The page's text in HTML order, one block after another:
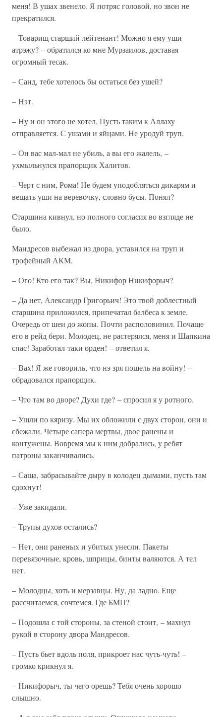
меня! В ушах звенело. Я потряс головой, но звон не
прекратился.
– Товарищ старший лейтенант! Можно я ему уши
атрэжу? – обратился ко мне Мурзаилов, доставая
огромный тесак.
– Саид, тебе хотелось бы остаться без ушей?
– Нэт.
– Ну и он этого не хотел. Пусть таким к Аллаху
отправляется. С ушами и яйцами. Не уродуй труп.
– Он вас мал-мал не убиль, а вы его жалель, –
ухмыльнулся прапорщик Халитов.
– Черт с ним, Рома! Не будем уподобляться дикарям и
вешать уши на веревочку, словно бусы. Понял?
Старшина кивнул, но полного согласия во взгляде не
было.
Мандресов выбежал из двора, уставился на труп и
трофейный АКМ.
– Ого! Кто его так? Вы, Никифор Никифорыч?
– Да нет, Александр Григорьич! Это твой доблестный
старшина приложился, припечатал балбеса к земле.
Очередь от шеи до жопы. Почти располовинил. Почаще
его в рейд бери. Молодец, не растерялся, меня и Шапкина
спас! Заработал-таки орден! – ответил я.
– Вах! Я же говориль, что нэ зря пошель на войну! –
обрадовался прапорщик.
– Что там во дворе? Духи где? – спросил я у ротного.
– Ушли по кяризу. Мы их обложили с двух сторон, они и
сбежали. Четыре сапера мертвы, двое ранены и
контужены. Вовремя мы к ним добрались, у ребят
патроны заканчивались.
– Саша, забрасывайте дыру в колодец дымами, пусть там
сдохнут!
– Уже закидали.
– Трупы духов остались?
– Нет, они раненых и убитых унесли. Пакеты
перевязочные, кровь, шприцы, бинты валяются. А тел
нет.
– Молодцы, хоть и мерзавцы. Ну, да ладно. Еще
рассчитаемся, сочтемся. Где БМП?
– Подошла с той стороны, за стеной стоит, – махнул
рукой в сторону двора Мандресов.
– Пусть бьет вдоль поля, прикроет нас чуть-чуть! –
громко крикнул я.
– Никифорыч, ты чего орешь? Тебя очень хорошо
слышно.